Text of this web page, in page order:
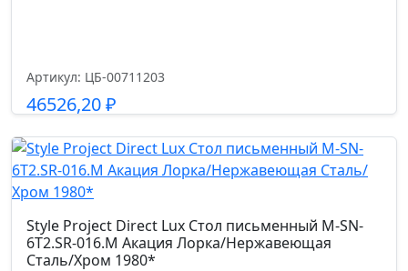
Артикул: ЦБ-00711203
46526,20₽
Подробнее
Style Project Direct Lux Стол письменный M-SN-
6T2.SR-016.M Акация Лорка/Нержавеющая
Сталь/Хром 1980*